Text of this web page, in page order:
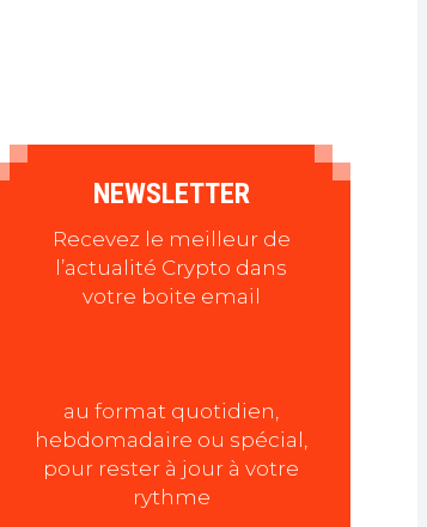
NEWSLETTER
Recevez le meilleur de
l’actualité Crypto dans
votre boite email
au format quotidien,
hebdomadaire ou spécial,
pour rester à jour à votre
rythme